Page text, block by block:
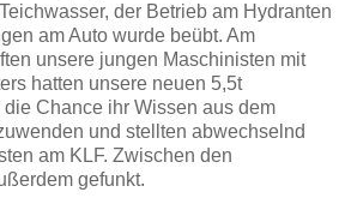
der Betrieb am Hydranten
am Auto wurde beübt. Am
unsere jungen Maschinisten mit
hatten unsere neuen 5,5t
Chance ihr Wissen aus dem
und stellten abwechselnd
am KLF. Zwischen den
gefunkt.